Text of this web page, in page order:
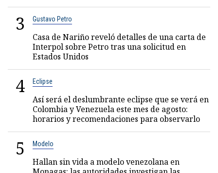
3 Gustavo Petro
Casa de Nariño reveló detalles de una carta de
Interpol sobre Petro tras una solicitud en
Estados Unidos
4 Eclipse
Así será el deslumbrante eclipse que se verá en
Colombia y Venezuela este mes de agosto:
horarios y recomendaciones para observarlo
5 Modelo
Hallan sin vida a modelo venezolana en